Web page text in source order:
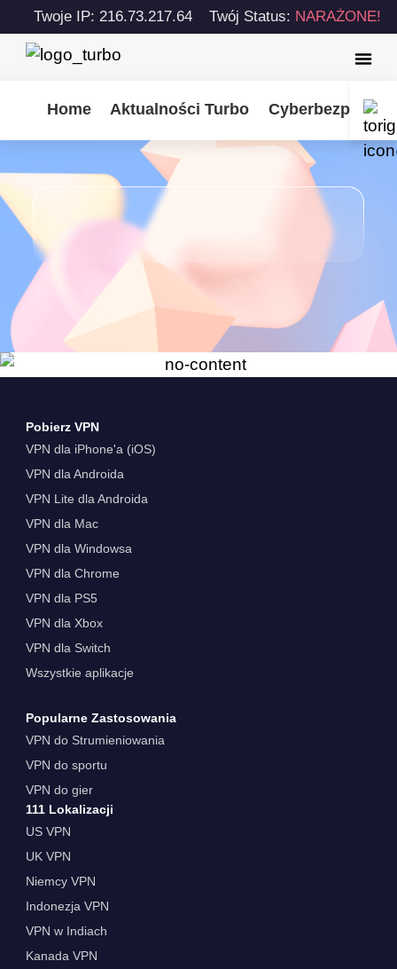
Twoje IP: 216.73.217.64 Twój Status: NARAŻONE!
Home Aktualności Turbo
Pobierz VPN
VPN dla iPhone'a (iOS)
VPN dla Androida
VPN Lite dla Androida
VPN dla Mac
VPN dla Windowsa
VPN dla Chrome
VPN dla PS5
VPN dla Xbox
VPN dla Switch
Wszystkie aplikacje
Popularne Zastosowania
VPN do Strumieniowania
VPN do sportu
VPN do gier
111 Lokalizacji
US VPN
UK VPN
Niemcy VPN
Indonezja VPN
VPN w Indiach
Kanada VPN